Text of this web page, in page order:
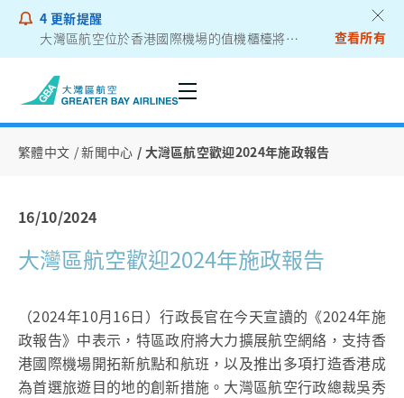
4 更新提醒
大灣區航空位於香港國際機場的值機櫃檯將遷往二號客運大樓
查看所有
繁體中文 新聞中心 大灣區航空歡迎2024年施政報告
16/10/2024
大灣區航空歡迎2024年施政報告
（2024年10月16日）行政長官在今天宣讀的《2024年施
政報告》中表示，特區政府將大力擴展航空網絡，支持香
港國際機場開拓新航點和航班，以及推出多項打造香港成
為首選旅遊目的地的創新措施。大灣區航空行政總裁吳秀